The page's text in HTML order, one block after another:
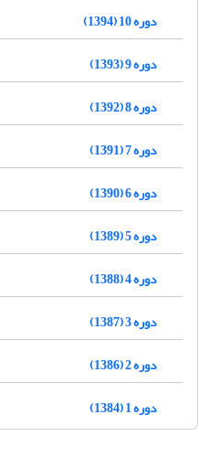
دوره 10 (1394)
دوره 9 (1393)
دوره 8 (1392)
دوره 7 (1391)
دوره 6 (1390)
دوره 5 (1389)
دوره 4 (1388)
دوره 3 (1387)
دوره 2 (1386)
دوره 1 (1384)